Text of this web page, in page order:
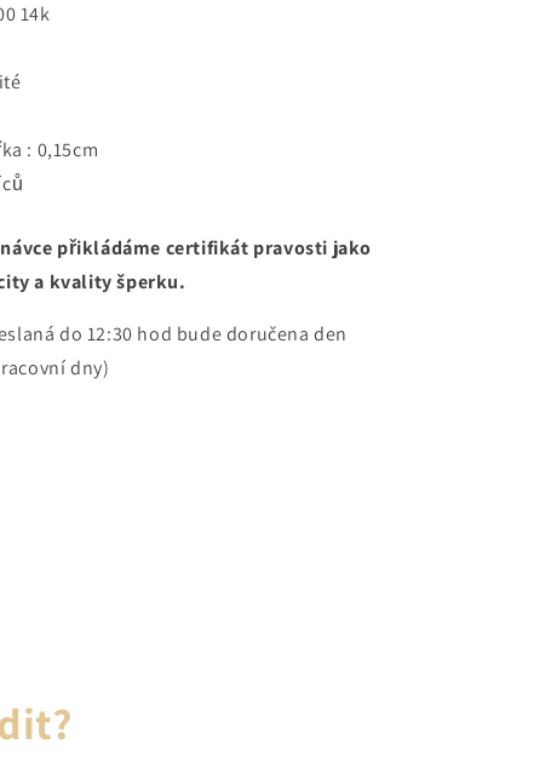
14k
: 0,15cm
přikládáme certifikát pravosti jako
a kvality šperku.
do 12:30 hod bude doručena den
dny)